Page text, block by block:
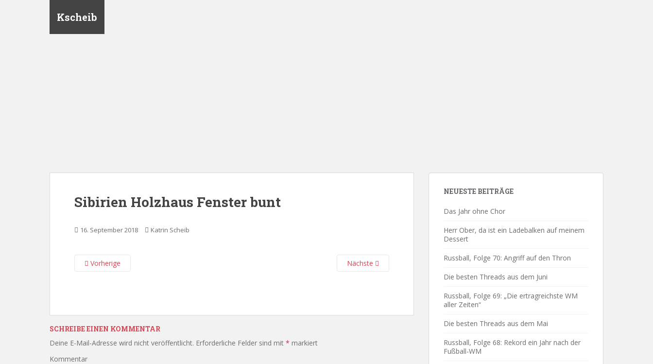
Kscheib
Sibirien Holzhaus Fenster bunt
16. September 2018 Katrin Scheib
Vorherige Nächste
SCHREIBE EINEN KOMMENTAR
Deine E-Mail-Adresse wird nicht veröffentlicht. Erforderliche Felder sind mit * markiert
Kommentar
NEUESTE BEITRÄGE
Das Jahr ohne Chor
Herr Ober, da ist ein Ladebalken auf meinem
Dessert
Russball, Folge 70: Angriff auf den Thron
Die besten Threads aus dem Juni
Russball, Folge 69: „Die ertragreichste WM
aller Zeiten“
Die besten Threads aus dem Mai
Russball, Folge 68: Rekord ein Jahr nach der
Fußball-WM